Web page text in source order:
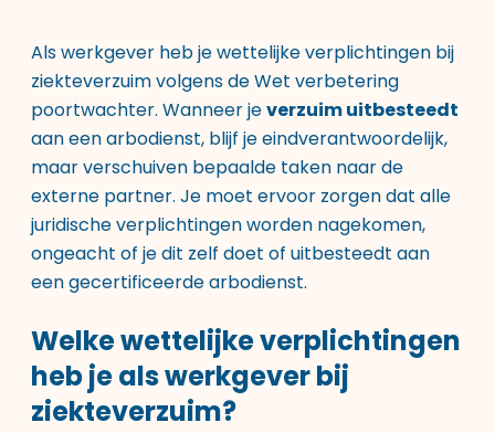
Als werkgever heb je wettelijke verplichtingen bij
ziekteverzuim volgens de Wet verbetering
poortwachter. Wanneer jeverzuim uitbesteedt
aan een arbodienst, blijf je eindverantwoordelijk,
maar verschuiven bepaalde taken naar de
externe partner. Je moet ervoor zorgen dat alle
juridische verplichtingen worden nagekomen,
ongeacht of je dit zelf doet of uitbesteedt aan
een gecertificeerde arbodienst.
Welke wettelijke verplichtingen
heb je als werkgever bij
ziekteverzuim?